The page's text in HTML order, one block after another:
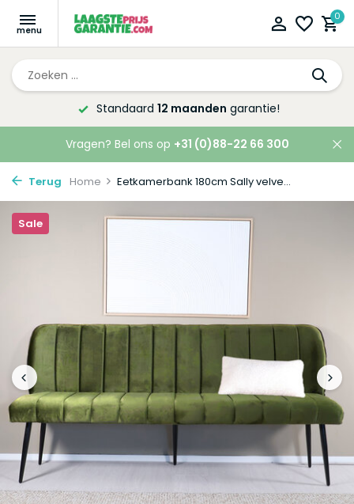
0
Altijd de laagsteprijsgarantie!
Vragen? Bel ons op +31 (0)88-22 66 300
Terug Home Eetkamerbank 180cm Sally velve...
Sale